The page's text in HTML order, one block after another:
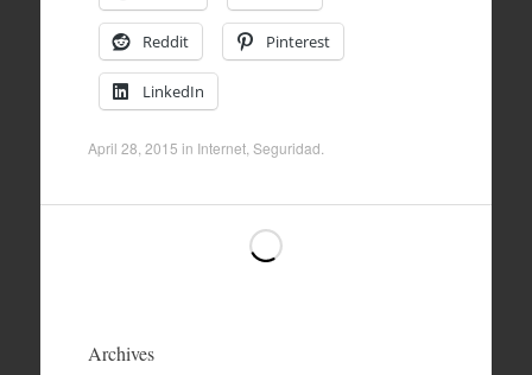
Reddit Pinterest
LinkedIn
April 28, 2015 in Internet,Seguridad.
Archives